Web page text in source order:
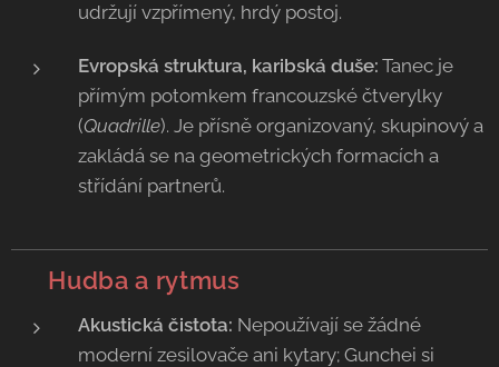
udržují vzpřímený, hrdý postoj.
Evropská struktura, karibská duše: Tanec je
přímým potomkem francouzské čtverylky
(Quadrille). Je přísně organizovaný, skupinový a
zakládá se na geometrických formacích a
střídání partnerů.
🥁 Hudba a rytmus
Akustická čistota: Nepoužívají se žádné
moderní zesilovače ani kytary; Gunchei si